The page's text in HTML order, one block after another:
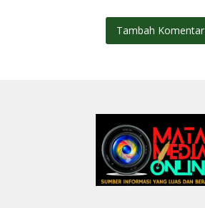
Tambah Komentar